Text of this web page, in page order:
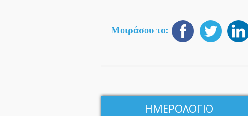
Μοιράσου το:
ΗΜΕΡΟΛΟΓΙΟ